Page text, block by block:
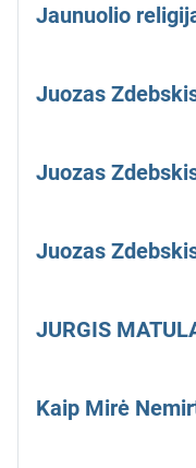
Jaunuolio
Juozas
Juozas
Juozas
JURGIS
Kaip Mirė